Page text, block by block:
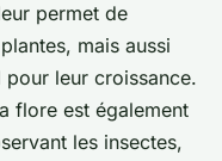
permet de
mais aussi
pour leur croissance.
flore est également
les insectes,